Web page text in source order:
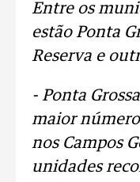
Entre os
estão Ponta
Reserva e
- Ponta
maior
nos Campos
unidades